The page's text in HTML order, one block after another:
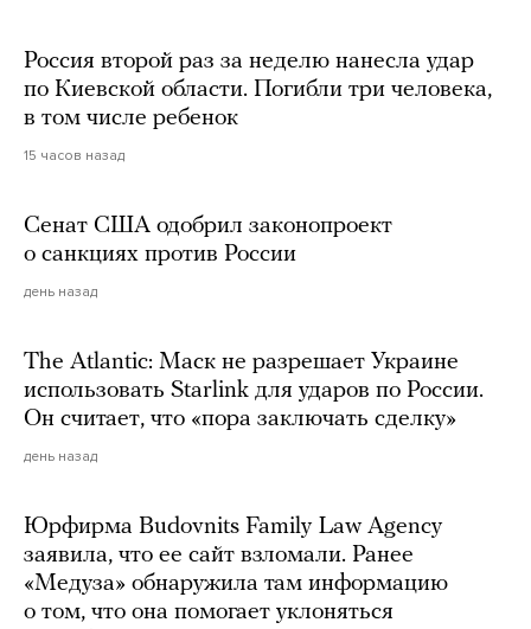
Россия второй раз за неделю нанесла удар
по Киевской области. Погибли три человека,
в том числе ребенок
15 часов назад
Сенат США одобрил законопроект
о санкциях против России
день назад
The Atlantic: Маск не разрешает Украине
использовать Starlink для ударов по России.
Он считает, что «пора заключать сделку»
день назад
Юрфирма Budovnits Family Law Agency
заявила, что ее сайт взломали. Ранее
«Медуза» обнаружила там информацию
о том, что она помогает уклоняться